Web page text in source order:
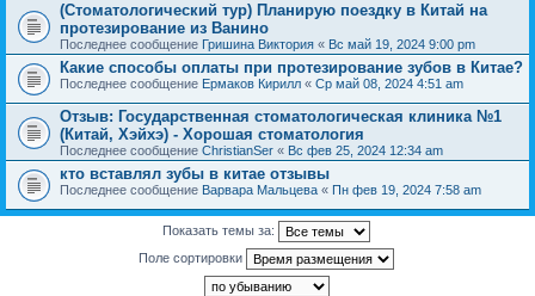
(Стоматологический тур) Планирую поездку в Китай на
протезирование из Ванино
Последнее сообщение Гришина Виктория « Вс май 19, 2024 9:00 pm
Какие способы оплаты при протезирование зубов в Китае?
Последнее сообщение Ермаков Кирилл « Ср май 08, 2024 4:51 am
Отзыв: Государственная стоматологическая клиника №1
(Китай, Хэйхэ) - Хорошая стоматология
Последнее сообщение ChristianSer « Вс фев 25, 2024 12:34 am
кто вставлял зубы в китае отзывы
Последнее сообщение Варвара Мальцева « Пн фев 19, 2024 7:58 am
Показать темы за:
Поле сортировки